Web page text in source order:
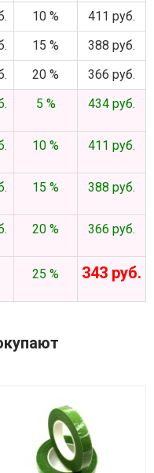
10 %
411 руб.
15 %
388 руб.
20 %
366 руб.
5 % 434 руб.
10 % 411 руб.
15 % 388 руб.
20 % 366 руб.
25 % 343 руб.